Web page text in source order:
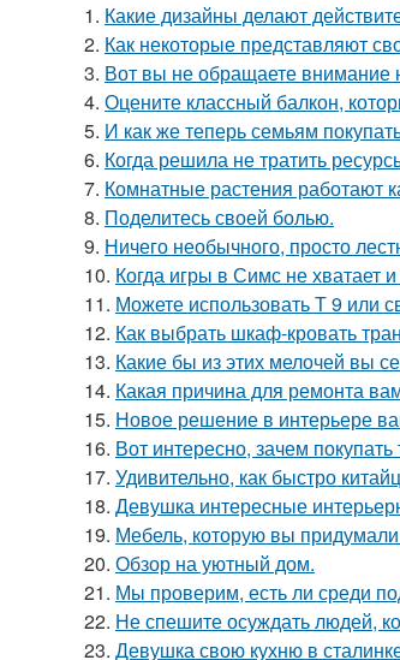
1. Какие дизайны делают
2. Как некоторые представляют
3. Вот вы не обращаете внимание
4. Оцените классный балкон,
5. И как же теперь семьям
6. Когда решила не тратить
7. Комнатные растения работают
8. Поделитесь своей болью.
9. Ничего необычного, просто
10. Когда игры в Симс не хватает
11. Можете использовать Т 9 или
12. Как выбрать шкаф-кровать
13. Какие бы из этих мелочей вы
14. Какая причина для ремонта
15. Новое решение в интерьере
16. Вот интересно, зачем
17. Удивительно, как быстро
18. Девушка интересные
19. Мебель, которую вы
20. Обзор на уютный дом.
21. Мы проверим, есть ли среди
22. Не спешите осуждать людей,
23. Девушка свою кухню в